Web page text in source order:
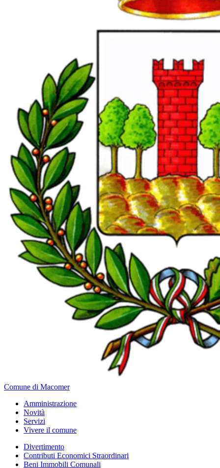
Comune di Macomer
Amministrazione
Novità
Servizi
Vivere il comune
Divertimento
Contributi Economici Straordinari
Beni Immobili Comunali